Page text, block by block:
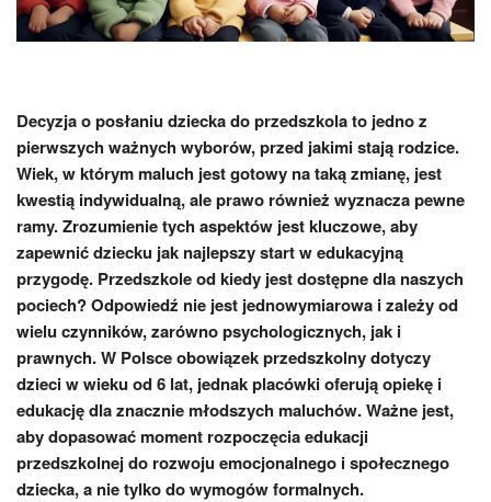
Decyzja o posłaniu dziecka do przedszkola to jedno z
pierwszych ważnych wyborów, przed jakimi stają rodzice.
Wiek, w którym maluch jest gotowy na taką zmianę, jest
kwestią indywidualną, ale prawo również wyznacza pewne
ramy. Zrozumienie tych aspektów jest kluczowe, aby
zapewnić dziecku jak najlepszy start w edukacyjną
przygodę. Przedszkole od kiedy jest dostępne dla naszych
pociech? Odpowiedź nie jest jednowymiarowa i zależy od
wielu czynników, zarówno psychologicznych, jak i
prawnych. W Polsce obowiązek przedszkolny dotyczy
dzieci w wieku od 6 lat, jednak placówki oferują opiekę i
edukację dla znacznie młodszych maluchów. Ważne jest,
aby dopasować moment rozpoczęcia edukacji
przedszkolnej do rozwoju emocjonalnego i społecznego
dziecka, a nie tylko do wymogów formalnych.